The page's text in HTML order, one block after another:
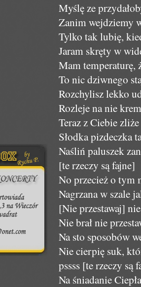
Myślę ze
Zanim wejdziemy
Tylko tak lubię,
Jaram skręty w
Mam temperaturę,
To nic dziwnego
Rozchylisz lekko
Rozleje na nie
Teraz z Ciebie
Słodka pizdeczka
Naśliń paluszek
[te rzeczy są fajne]
No przecież o tym
Nagrzana w szale
[Nie przestawaj]
Nie brał nie
Na sto sposobów
Nie cierpię suk,
pssss [te rzeczy są
Na śniadanie